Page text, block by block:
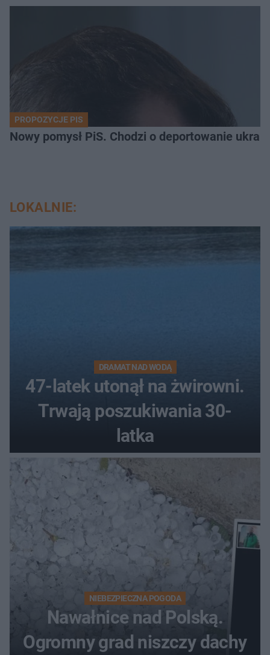
PROPOZYCJE PIS
Nowy pomysł PiS. Chodzi o deportowanie
LOKALNIE:
DRAMAT NAD WODĄ
47-latek utonął na żwirowni.
Trwają poszukiwania 30-
latka
NIEBEZPIECZNA POGODA
Nawałnice nad Polską.
Ogromny grad niszczy dachy